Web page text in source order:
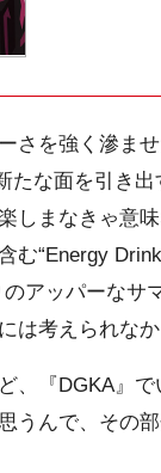
を強く滲ま
たな面を引き
しまなきゃ意
む“Energy
アッパーなサ
は考えられなか
、『DGKA』
うんで、その